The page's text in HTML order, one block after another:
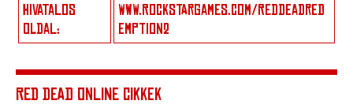
HIVATALOS
OLDAL:
WWW.ROCKSTARGAMES.COM/REDDEADRED
EMPTION2
RED DEAD ONLINE CIKKEK